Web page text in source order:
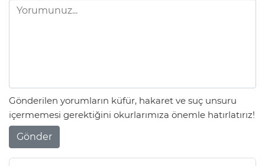
Gönderilen yorumların küfür, hakaret ve suç unsuru
içermemesi gerektiğini okurlarımıza önemle hatırlatırız!
Gönder